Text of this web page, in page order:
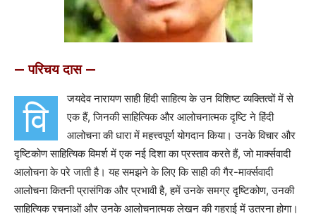
— परिचय दास —
वि
जयदेव नारायण साही हिंदी साहित्य के उन विशिष्ट व्यक्तित्वों में से
एक हैं, जिनकी साहित्यिक और आलोचनात्मक दृष्टि ने हिंदी
आलोचना की धारा में महत्त्वपूर्ण योगदान किया। उनके विचार और
दृष्टिकोण साहित्यिक विमर्श में एक नई दिशा का प्रस्ताव करते हैं, जो मार्क्सवादी
आलोचना के परे जाती है। यह समझने के लिए कि साही की गैर-मार्क्सवादी
आलोचना कितनी प्रासंगिक और प्रभावी है, हमें उनके समग्र दृष्टिकोण, उनकी
साहित्यिक रचनाओं और उनके आलोचनात्मक लेखन की गहराई में उतरना होगा।